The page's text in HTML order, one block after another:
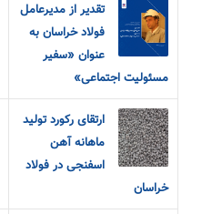
تقدیر از مدیرعامل
فولاد خراسان به
عنوان «سفیر
مسئولیت اجتماعی»
ارتقای رکورد تولید
ماهانه آهن
اسفنجی در فولاد
خراسان